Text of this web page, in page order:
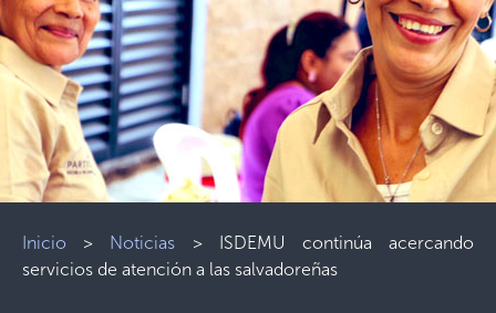
Inicio > Noticias > ISDEMU continúa acercando
servicios de atención a las salvadoreñas